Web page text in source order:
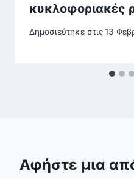
κυκλοφοριακές
Δημοσιεύτηκε στις13
Αφήστε μια